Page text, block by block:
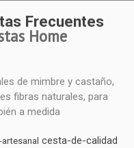
Frecuentes
Home
de mimbre y castaño,
fibras naturales, para
a medida
cesta-de-calidad